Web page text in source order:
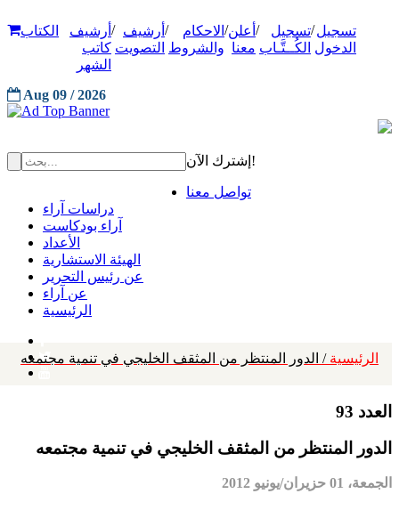
تسجيل
الدخول
/تسجيل
الكُــتَّـاب
/ أعلن
معنا
/ الاحكام
والشروط
/ أرشيف
التصويت
/ أرشيف
كاتب
الشهر
الكتاب
Aug 09 / 2026
إشترك الآن!
تواصل معنا
دراسات آراء
آراء بودكاست
الأعداد
الهيئة الاستشارية
عن رئيس التحرير
عن آراء
الرئيسية
الرئيسية / الدور المنتظر من المثقف الخليجي في تنمية مجتمعه
العدد 93
الدور المنتظر من المثقف الخليجي في تنمية مجتمعه
الجمعة، 01 حزيران/يونيو 2012